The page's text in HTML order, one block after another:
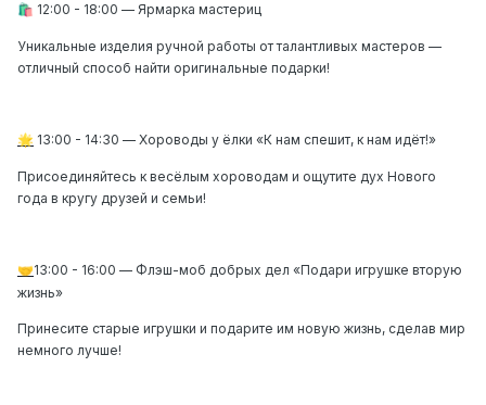
🛍️ 12:00 - 18:00 — Ярмарка мастериц
Уникальные изделия ручной работы от талантливых мастеров —
отличный способ найти оригинальные подарки!
🌟 13:00 - 14:30 — Хороводы у ёлки «К нам спешит, к нам идёт!»
Присоединяйтесь к весёлым хороводам и ощутите дух Нового
года в кругу друзей и семьи!
🤝13:00 - 16:00 — Флэш-моб добрых дел «Подари игрушке вторую
жизнь»
Принесите старые игрушки и подарите им новую жизнь, сделав мир
немного лучше!